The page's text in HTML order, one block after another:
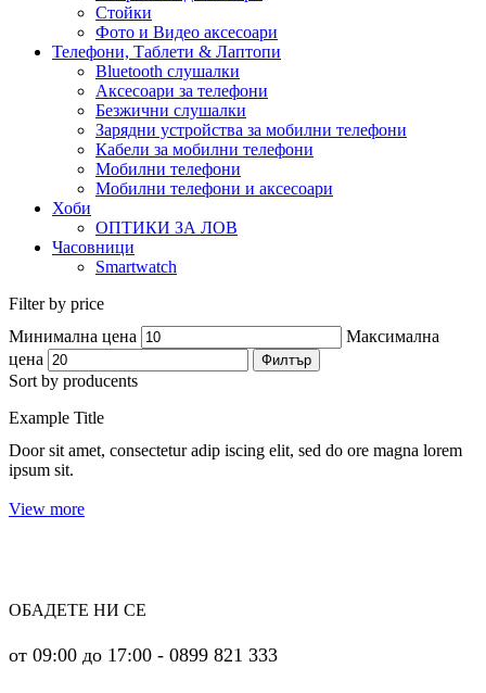
Стойки
Фото и Видео аксесоари
Телефони, Таблети & Лаптопи
Bluetooth слушалки
Аксесоари за телефони
Безжични слушалки
Зарядни устройства за мобилни телефони
Кабели за мобилни телефони
Мобилни телефони
Мобилни телефони и аксесоари
Хоби
ОПТИКИ ЗА ЛОВ
Часовници
Smartwatch
Filter by price
Минимална цена
Максимална
цена
Филтър
Sort by producents
Example Title
Door sit amet, consectetur adip iscing elit, sed do ore magna lorem
ipsum sit.
View more
ОБАДЕТЕ НИ СЕ
от 09:00 до 17:00 - 0899 821 333